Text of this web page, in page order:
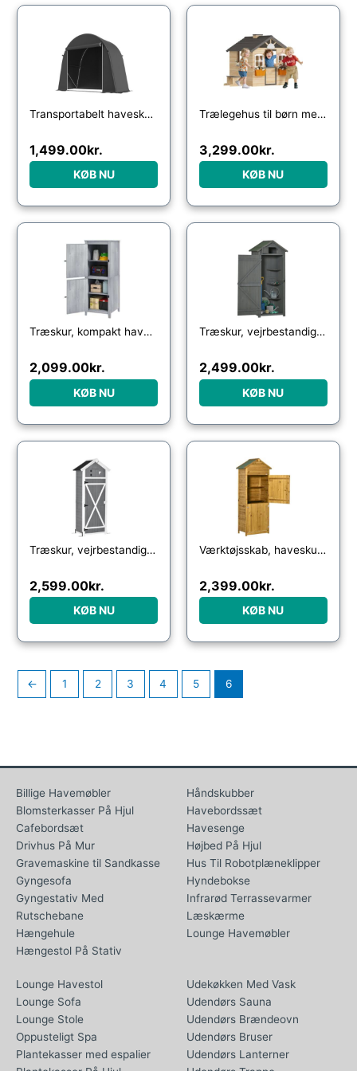
Transportabelt haveskur, cykeltelt, rulledør med lynlås, metalramme, alsidig opbevaring, plastikdæksel, mørkegrå
1,499.00kr.
KØB NU
Trælegehus til børn med dør, vindue, postkasse, urtepottehylde, haveskur til drenge og piger i alderen 3-7 år, børnelegetøj til udendørs og indendørs brug, natur
3,299.00kr.
KØB NU
Træskur, kompakt haveskur til værktøj og haveudstyr med aflåselige døre, lysegrå
2,099.00kr.
KØB NU
Træskur, vejrbestandigt redskabsskur 77×54,2x179cm, redskabsskur med dør, gavltag, redskabsskab med hylder, redskabsskab haveskur til haven, terrasse, grå+grøn
2,499.00kr.
KØB NU
Træskur, vejrbestandigt redskabsskur 78×52,5x182cm, redskabsskur med dør, gavltag, redskabsskab med kroge, foldbart bord, redskabsskab haveskur til have, terrasse, grå
2,599.00kr.
KØB NU
Værktøjsskab, haveskur, 2 hylder, 2 døre, vejrbestandig, naturtræ, 79 x 49 x 190 cm
2,399.00kr.
KØB NU
← 1 2 3 4 5 6
Billige Havemøbler
Blomsterkasser På Hjul
Cafebordsæt
Drivhus På Mur
Gravemaskine til Sandkasse
Gyngesofa
Gyngestativ Med
Rutschebane
Hængehule
Hængestol På Stativ
Håndskubber
Havebordssæt
Havesenge
Højbed På Hjul
Hus Til Robotplæneklipper
Hyndebokse
Infrarød Terrassevarmer
Læskærme
Lounge Havemøbler
Lounge Havestol
Lounge Sofa
Lounge Stole
Oppusteligt Spa
Plantekasser med espalier
Udekøkken Med Vask
Udendørs Sauna
Udendørs Brændeovn
Udendørs Bruser
Udendørs Lanterner